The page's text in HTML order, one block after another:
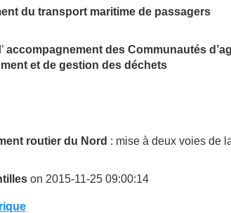
du transport maritime de passagers
accompagnement des Communautés
et de gestion des déchets
routier du Nord : mise à deux voies de
on 2015-11-25 09:00:14